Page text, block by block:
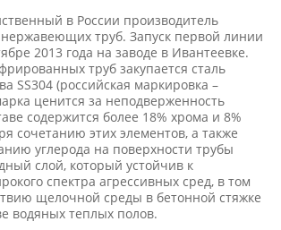
в России производитель
труб. Запуск первой линии
2013 года на заводе в Ивантеевке.
труб закупается сталь
SS304 (российская маркировка –
ценится за неподверженность
содержится более 18% хрома и 8%
сочетанию этих элементов, а также
углерода на поверхности трубы
слой, который устойчив к
спектра агрессивных сред, в том
щелочной среды в бетонной стяжке
водяных теплых полов.